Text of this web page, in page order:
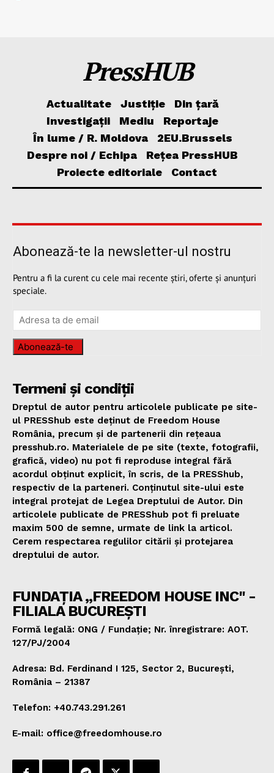
PressHUB
Actualitate Justiție
Din țară
Investigații
Mediu
Reportaje
În lume / R. Moldova
2EU.Brussels
Despre noi / Echipa
Rețea PressHUB
Proiecte editoriale
Contact
Abonează-te la newsletter-ul nostru
Pentru a fi la curent cu cele mai recente știri, oferte și anunțuri
speciale.
Abonează-te
Termeni și condiții
Dreptul de autor pentru articolele publicate pe site-
ul PRESShub este deținut de Freedom House
România, precum și de partenerii din rețeaua
presshub.ro. Materialele de pe site (texte, fotografii,
grafică, video) nu pot fi reproduse integral fără
acordul obținut explicit, în scris, de la PRESShub,
respectiv de la parteneri. Conținutul site-ului este
integral protejat de Legea Dreptului de Autor. Din
articolele publicate de PRESShub pot fi preluate
maxim 500 de semne, urmate de link la articol.
Cerem respectarea regulilor citării și protejarea
dreptului de autor.
FUNDAȚIA „FREEDOM HOUSE INC" -
FILIALA BUCUREȘTI
Formă legală: ONG / Fundație; Nr. înregistrare: AOT.
127/PJ/2004
Adresa: Bd. Ferdinand I 125, Sector 2, București,
România – 21387
Telefon: +40.743.291.261
E-mail: office@freedomhouse.ro